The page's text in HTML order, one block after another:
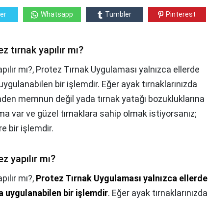
Whatsapp Tumbler Pinterest
tırnak yapılır mı?
mı?, Protez Tırnak Uygulaması yalnızca ellerde
bir işlemdir. Eğer ayak tırnaklarınızda
memnun değil yada tırnak yatağı bozukluklarına
var ve güzel tırnaklara sahip olmak istiyorsanız;
bir işlemdir.
yapılır mı?
mı?, Protez Tırnak Uygulaması yalnızca ellerde
uygulanabilen bir işlemdir. Eğer ayak tırnaklarınızda